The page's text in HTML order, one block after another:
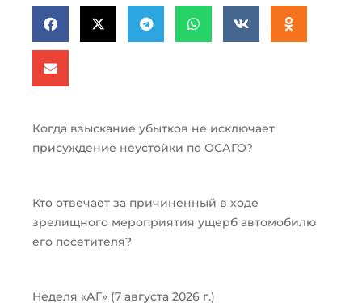
Когда взыскание убытков не исключает
присуждение неустойки по ОСАГО?
Кто отвечает за причиненный в ходе
зрелищного мероприятия ущерб автомобилю
его посетителя?
Неделя «АГ» (7 августа 2026 г.)